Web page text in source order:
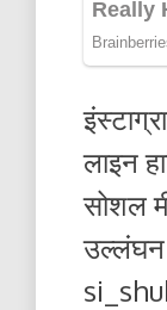
लाइन
सोशल
उल्लंघन